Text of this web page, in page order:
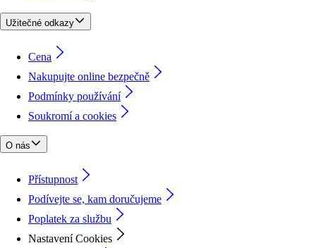
Užitečné odkazy
Cena
Nakupujte online bezpečně
Podmínky používání
Soukromí a cookies
O nás
Přístupnost
Podívejte se, kam doručujeme
Poplatek za službu
Nastavení Cookies